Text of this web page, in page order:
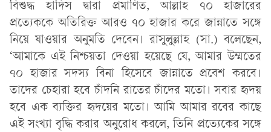
বিশুদ্ধ হাদিস দ্বারা প্রমাণিত, আল্লাহ ৭০ হাজারের
প্রত্যেককে অতিরিক্ত আরও ৭০ হাজার করে জান্নাতে সঙ্গে
নিয়ে যাওয়ার অনুমতি দেবেন। রাসুলুল্লাহ (সা.) বলেছেন,
‘আমাকে এই নিশ্চয়তা দেওয়া হয়েছে যে, আমার উম্মতের
৭০ হাজার সদস্য বিনা হিসেবে জান্নাতে প্রবেশ করবে।
তাদের চেহারা হবে চাঁদনি রাতের চাঁদের মতো। সবার হৃদয়
হবে এক ব্যক্তির হৃদয়ের মতো। আমি আমার রবের কাছে
এই সংখ্যা বৃদ্ধি করার অনুরোধ করলে, তিনি প্রত্যেকের সঙ্গে